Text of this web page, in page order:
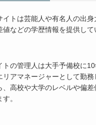
イトは芸能人や有名人の出
値などの学歴情報を提供して
トの管理人は大手予備校に
リアマネージャーとして勤務
、高校や大学のレベルや偏差
。